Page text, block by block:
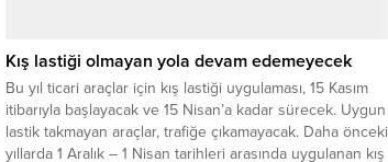
Kış lastiği olmayan yola devam edemeyecek
Bu yıl ticari araçlar için kış lastiği uygulaması, 15 Kasım
itibarıyla başlayacak ve 15 Nisan’a kadar sürecek. Uygun
lastik takmayan araçlar, trafiğe çıkamayacak. Daha önceki
yıllarda 1 Aralık – 1 Nisan tarihleri arasında uygulanan kış